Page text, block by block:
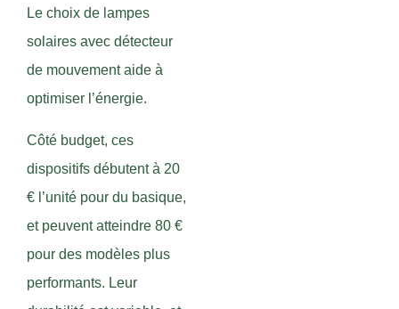
Le choix de lampes
solaires avec détecteur
de mouvement aide à
optimiser l’énergie.
Côté budget, ces
dispositifs débutent à 20
€ l’unité pour du basique,
et peuvent atteindre 80 €
pour des modèles plus
performants. Leur